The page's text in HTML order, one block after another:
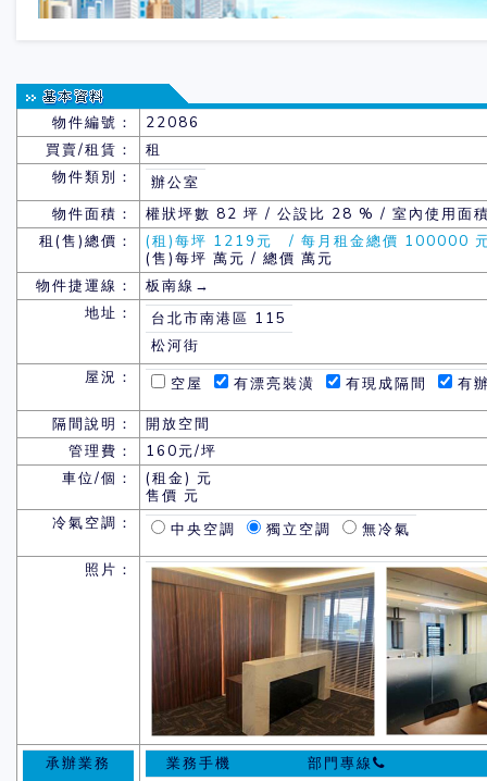
物件編號：
22086
買賣/租賃：
租
物件類別：
辦公室
物件面積：
權狀坪數 82 坪 / 公設比 28 % / 室內使用面
租(售)總價：
(租)每坪 1219元 / 每月租金總價 100000
(售)每坪 萬元 / 總價 萬元
物件捷運線：
板南線→
地址：
台北市南港區 115
松河街
屋況：
空屋 有漂亮裝潢 有現成隔間 有
隔間說明：
開放空間
管理費：
160元/坪
車位/個：
(租金) 元
售價 元
冷氣空調：
中央空調 獨立空調 無冷氣
照片：
承辦業務
業務手機 部門專線